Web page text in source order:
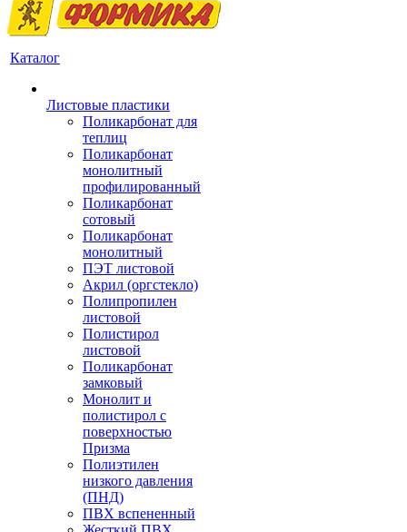
Каталог
Листовые пластики
Поликарбонат для
теплиц
Поликарбонат
монолитный
профилированный
Поликарбонат
сотовый
Поликарбонат
монолитный
ПЭТ листовой
Акрил (оргстекло)
Полипропилен
листовой
Полистирол
листовой
Поликарбонат
замковый
Монолит и
полистирол с
поверхностью
Призма
Полиэтилен
низкого давления
(ПНД)
ПВХ вспененный